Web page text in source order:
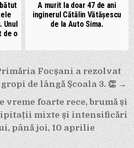
de o
A murit la doar 47 de ani
inginerul Cătălin Vătășescu
de la Auto Sima.
Focșani a rezolvat
de lângă Școala 3. 👏 →
vreme foarte rece, brumă și
mixte și intensificări
până joi, 10 aprilie